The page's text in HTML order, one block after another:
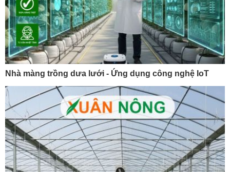
Nhà màng trồng dưa lưới - Ứng dụng công nghệ IoT